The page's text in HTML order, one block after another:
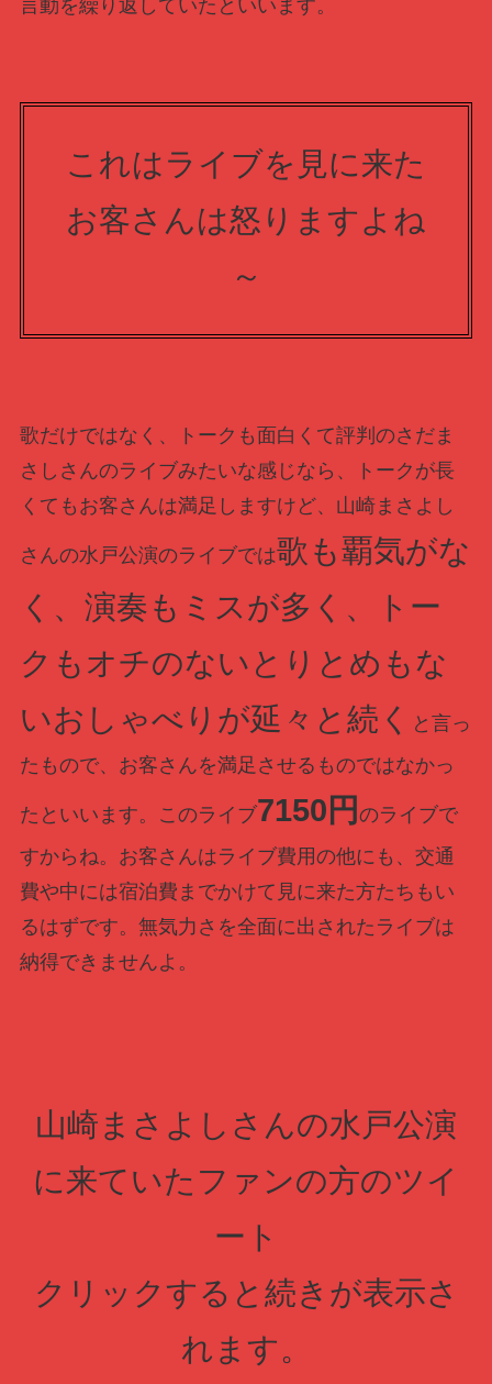
言動を繰り返していたといいます。
これはライブを見に来た
お客さんは怒りますよね
～
歌だけではなく、トークも面白くて評判のさだま
さしさんのライブみたいな感じなら、トークが長
くてもお客さんは満足しますけど、山崎まさよし
さんの水戸公演のライブでは歌も覇気がな
く、演奏もミスが多く、トー
クもオチのないとりとめもな
いおしゃべりが延々と続く
と言っ
たもので、お客さんを満足させるものではなかっ
たといいます。このライブ7150円 のライブで
すからね。お客さんはライブ費用の他にも、交通
費や中には宿泊費までかけて見に来た方たちもい
るはずです。無気力さを全面に出されたライブは
納得できませんよ。
山崎まさよしさんの水戸公演
に来ていたファンの方のツイ
ート
クリックすると続きが表示さ
れます。